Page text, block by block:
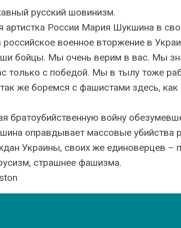
русский шовинизм.
артистка России Мария Шукшина в
военное вторжение в
бойцы. Мы очень верим в вас. Мы
только с победой. Мы в тылу тоже
же боремся с фашистами здесь,
братоубийственную войну
оправдывает массовые убийства
Украины, своих же единоверцев –
страшнее фашизма.